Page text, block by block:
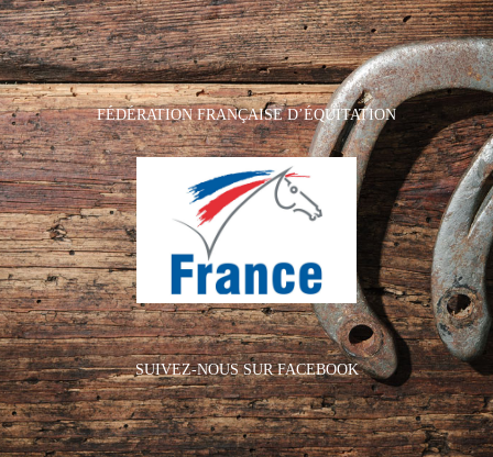
FÉDÉRATION FRANÇAISE D’ÉQUITATION
SUIVEZ-NOUS SUR FACEBOOK